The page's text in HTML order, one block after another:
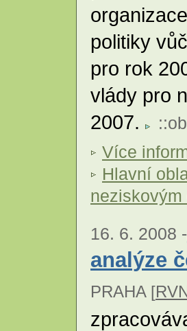
politiky
pro rok
vlády pro
2007.
::
Více
Hlavní
16. 6. 2008 -
analýze
PRAHA [